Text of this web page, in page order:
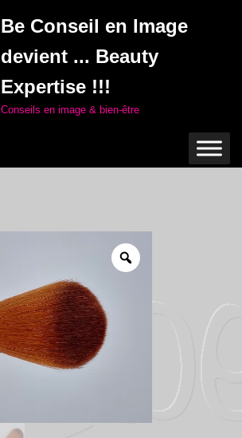
Be Conseil en Image
devient ... Beauty
Expertise !!!
Conseils en image & bien-être